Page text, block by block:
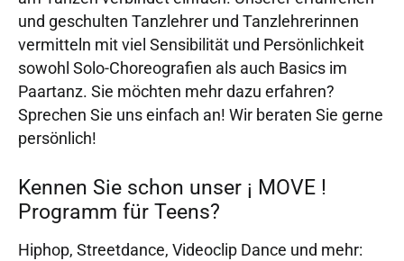
und geschulten Tanzlehrer und Tanzlehrerinnen
vermitteln mit viel Sensibilität und Persönlichkeit
sowohl Solo-Choreografien als auch Basics im
Paartanz. Sie möchten mehr dazu erfahren?
Sprechen Sie uns einfach an! Wir beraten Sie gerne
persönlich!
Kennen Sie schon unser ¡ MOVE !
Programm für Teens?
Hiphop, Streetdance, Videoclip Dance und mehr: